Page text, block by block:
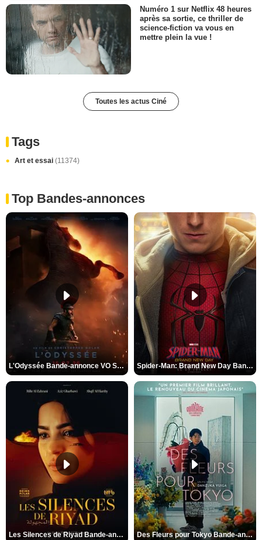
Numéro 1 sur Netflix 48 heures
après sa sortie, ce thriller de
science-fiction va vous en
mettre plein la vue !
Toutes les actus Ciné
Tags
Art et essai (11374)
Top Bandes-annonces
L'Odyssée Bande-annonce VO STFR Spider-Man: Brand New Day Bande-annonce VO STFR
Les Silences de Riyad Bande-annonce VO STFR Des Fleurs pour Tokyo Bande-annonce VO STFR